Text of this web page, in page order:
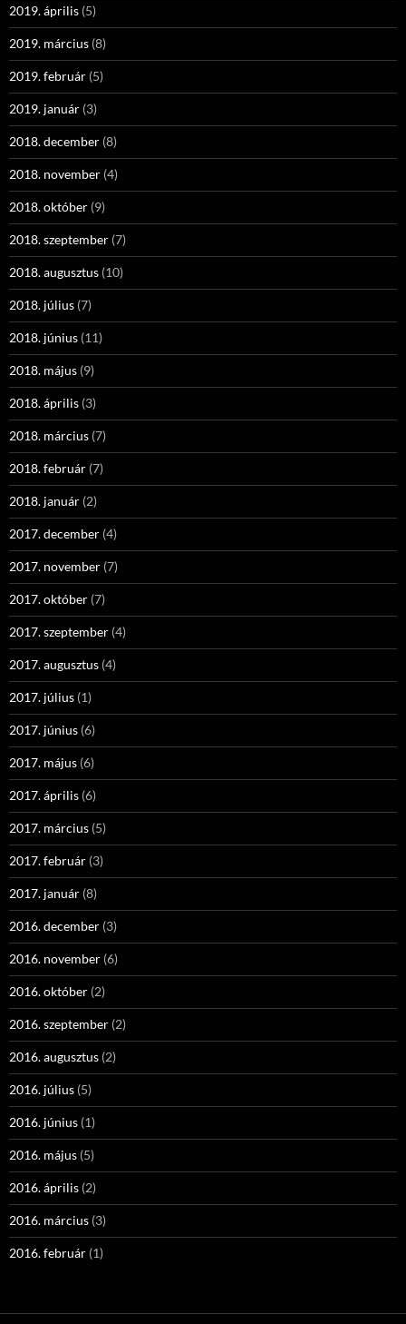
2019. április (5)
2019. március (8)
2019. február (5)
2019. január (3)
2018. december (8)
2018. november (4)
2018. október (9)
2018. szeptember (7)
2018. augusztus (10)
2018. július (7)
2018. június (11)
2018. május (9)
2018. április (3)
2018. március (7)
2018. február (7)
2018. január (2)
2017. december (4)
2017. november (7)
2017. október (7)
2017. szeptember (4)
2017. augusztus (4)
2017. július (1)
2017. június (6)
2017. május (6)
2017. április (6)
2017. március (5)
2017. február (3)
2017. január (8)
2016. december (3)
2016. november (6)
2016. október (2)
2016. szeptember (2)
2016. augusztus (2)
2016. július (5)
2016. június (1)
2016. május (5)
2016. április (2)
2016. március (3)
2016. február (1)